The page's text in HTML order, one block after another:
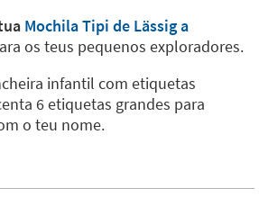
Mochila Tipi de Lässig a
os teus pequenos exploradores.
infantil com etiquetas
6 etiquetas grandes para
o teu nome.